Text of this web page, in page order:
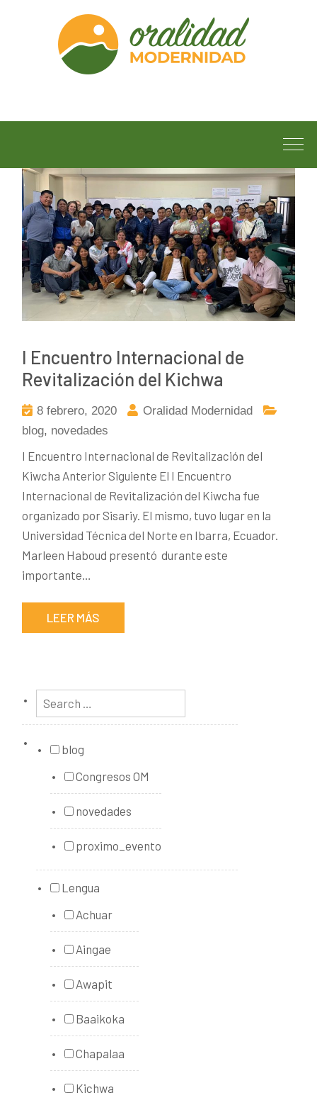
I Encuentro Internacional de
Revitalización del Kichwa
8 febrero, 2020
Oralidad Modernidad
blog, novedades
I Encuentro Internacional de Revitalización del
Kiwcha Anterior Siguiente El I Encuentro
Internacional de Revitalización del Kiwcha fue
organizado por Sisariy. El mismo, tuvo lugar en la
Universidad Técnica del Norte en Ibarra, Ecuador.
Marleen Haboud presentó durante este
importante…
LEER MÁS
blog
Congresos OM
novedades
proximo_evento
Lengua
Achuar
Aingae
Awapit
Baaikoka
Chapalaa
Kichwa